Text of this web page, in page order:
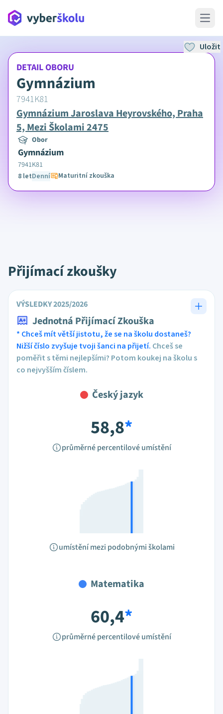
Open
DETAIL OBORU
Gymnázium
7941K81
Gymnázium Jaroslava Heyrovského, Praha
5, Mezi Školami 2475
Obor
Gymnázium
7941K81
8 letDenní Maturitní zkouška
Uložit
Přijímací zkoušky
VÝSLEDKY 2025/2026
Jednotná Přijímací Zkouška
* Chceš mít větší jistotu, že se na školu dostaneš?
Nižší číslo zvyšuje tvoji šanci na přijetí. Chceš se
poměřit s těmi nejlepšími? Potom koukej na školu s
co nejvyšším číslem.
Český jazyk
58,8*
průměrné percentilové umístění
umístění mezi podobnými školami
Matematika
60,4*
průměrné percentilové umístění